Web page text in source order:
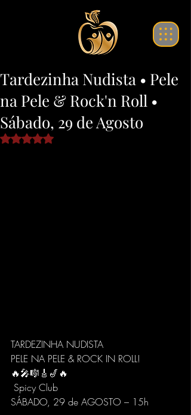
Tardezinha Nudista • Pele
na Pele & Rock'n Roll •
Sábado, 29 de Agosto
Avaliado com NaN de 5 estrelas.
TARDEZINHA NUDISTA
PELE NA PELE & ROCK IN ROLL!
🔥🎤🎼🎸🎷🔥
Spicy Club
SÁBADO, 29 de AGOSTO – 15h